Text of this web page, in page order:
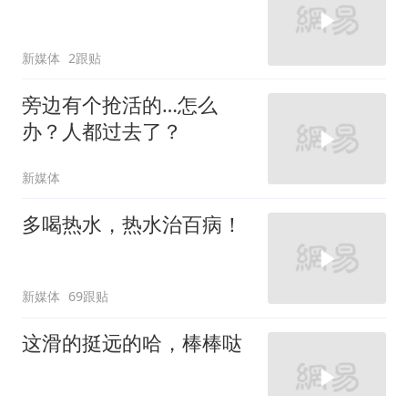
新媒体 2跟贴
旁边有个抢活的…怎么
办？人都过去了？
新媒体
多喝热水，热水治百病！
新媒体 69跟贴
这滑的挺远的哈，棒棒哒